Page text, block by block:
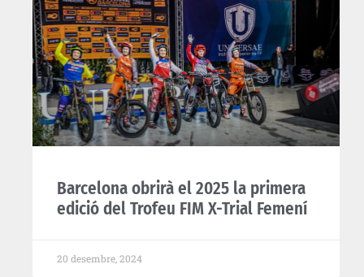
Barcelona obrirà el 2025 la primera
edició del Trofeu FIM X-Trial Femení
20 desembre, 2024